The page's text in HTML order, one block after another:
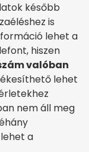
később
is
lehet a
hiszen
valóban
lehet
nem áll meg
a